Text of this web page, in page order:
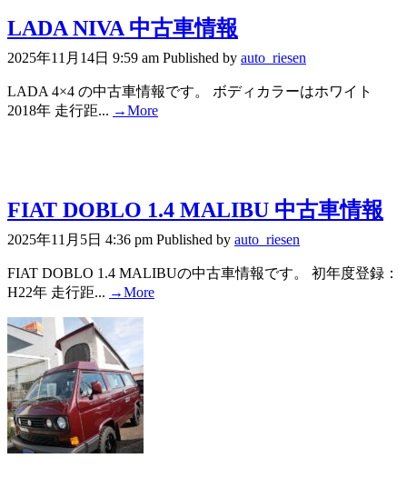
LADA NIVA 中古車情報
2025年11月14日 9:59 am Published by auto_riesen
LADA 4×4 の中古車情報です。 ボディカラーはホワイト
2018年 走行距... →More
FIAT DOBLO 1.4 MALIBU 中古車情報
2025年11月5日 4:36 pm Published by auto_riesen
FIAT DOBLO 1.4 MALIBUの中古車情報です。 初年度登録：
H22年 走行距... →More